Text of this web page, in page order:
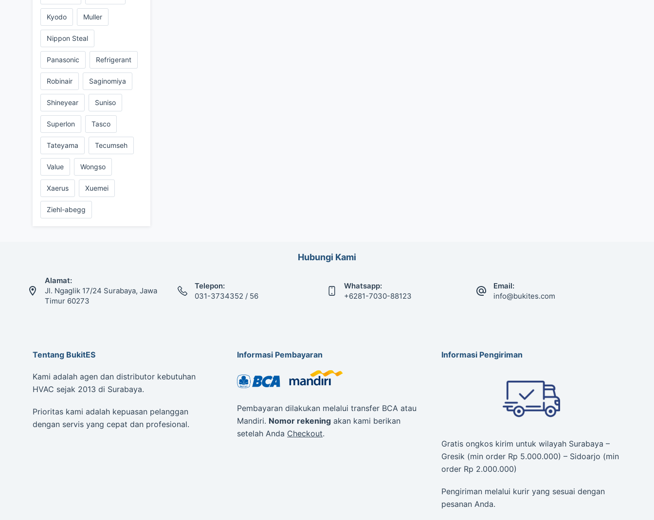
Kyodo Muller
Nippon Steal
Panasonic Refrigerant
Robinair Saginomiya
Shineyear Suniso
Superlon Tasco
Tateyama Tecumseh
Value Wongso
Xaerus Xuemei
Ziehl-abegg
Hubungi Kami
Alamat:
Jl. Ngaglik 17/24 Surabaya, Jawa
Timur 60273
Telepon:
031-3734352 / 56
Whatsapp:
+6281-7030-88123
Email:
info@bukites.com
Tentang BukitES
Kami adalah agen dan distributor kebutuhan
HVAC sejak 2013 di Surabaya.
Prioritas kami adalah kepuasan pelanggan
dengan servis yang cepat dan profesional.
Informasi Pembayaran
Pembayaran dilakukan melalui transfer BCA atau
Mandiri. Nomor rekening akan kami berikan
setelah Anda Checkout.
Informasi Pengiriman
Gratis ongkos kirim untuk wilayah Surabaya –
Gresik (min order Rp 5.000.000) – Sidoarjo (min
order Rp 2.000.000)
Pengiriman melalui kurir yang sesuai dengan
pesanan Anda.